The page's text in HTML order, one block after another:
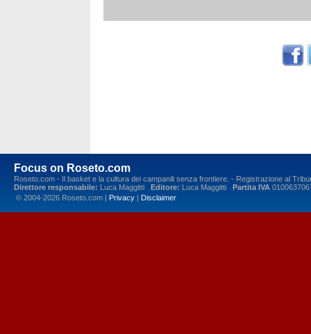
Focus on Roseto.com
Roseto.com - Il basket e la cultura dei campanili senza frontiere. - Registrazione al
Direttore responsabile: Luca Maggitti Editore: Luca Maggitti Partita IVA
© 2004-2026 Roseto.com | Privacy | Disclaimer